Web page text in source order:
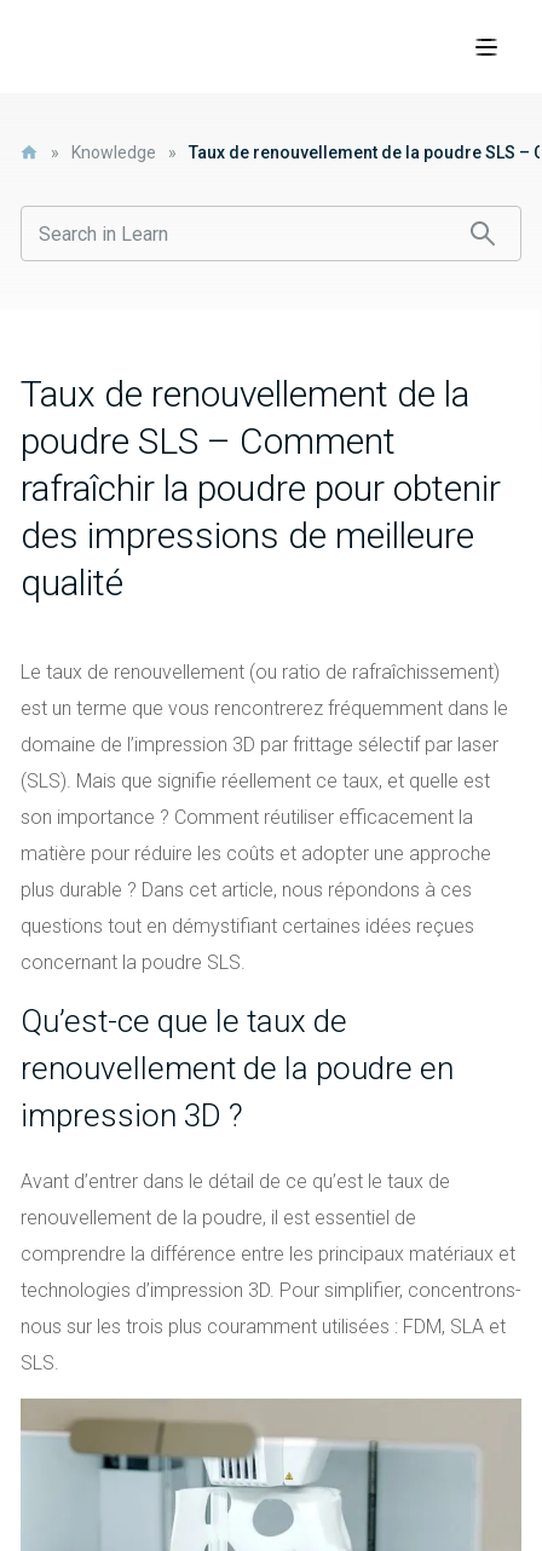
» Knowledge » Taux de renouvellement de la poudre SLS
Taux de renouvellement de la
poudre SLS – Comment
rafraîchir la poudre pour obtenir
des impressions de meilleure
qualité
Le taux de renouvellement (ou ratio de rafraîchissement)
est un terme que vous rencontrerez fréquemment dans le
domaine de l’impression 3D par frittage sélectif par laser
(SLS). Mais que signifie réellement ce taux, et quelle est
son importance ? Comment réutiliser efficacement la
matière pour réduire les coûts et adopter une approche
plus durable ? Dans cet article, nous répondons à ces
questions tout en démystifiant certaines idées reçues
concernant la poudre SLS.
Qu’est-ce que le taux de
renouvellement de la poudre en
impression 3D ?
Avant d’entrer dans le détail de ce qu’est le taux de
renouvellement de la poudre, il est essentiel de
comprendre la différence entre les principaux matériaux et
technologies d’impression 3D. Pour simplifier, concentrons-
nous sur les trois plus couramment utilisées : FDM, SLA et
SLS.